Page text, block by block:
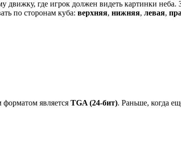
где игрок должен видеть картинки
по сторонам куба: верхняя, нижняя, левая,
является TGA (24-бит). Раньше, когда